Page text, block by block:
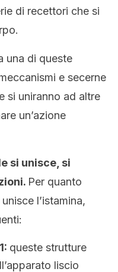
di recettori che si
una di queste
e secerne
si uniranno ad altre
un’azione
si unisce, si
Per quanto
l’istamina,
queste strutture
liscio